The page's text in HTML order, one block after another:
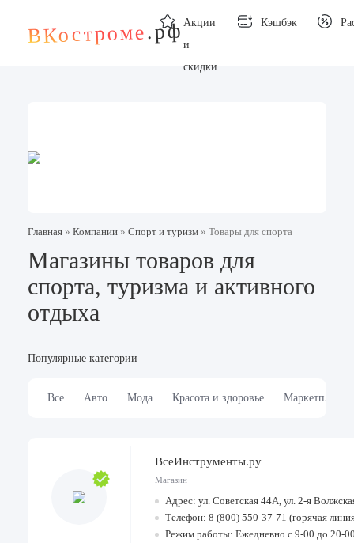
ВКостроме.рфАкции
и
скидки
Кэшбэк
Главная » Компании » Спорт и туризм » Товары для спорта
Магазины товаров для
спорта, туризма и активного
отдыха
Популярные категории
Все Авто Мода Красота и здоровье Маркетплейсы
ВсеИнструменты.ру
Магазин
Адрес: ул. Советская 44А, ул. 2-я
Телефон: 8 (800) 550-37-71 (горячая
Режим работы: Ежедневно с 9-00 до 20-